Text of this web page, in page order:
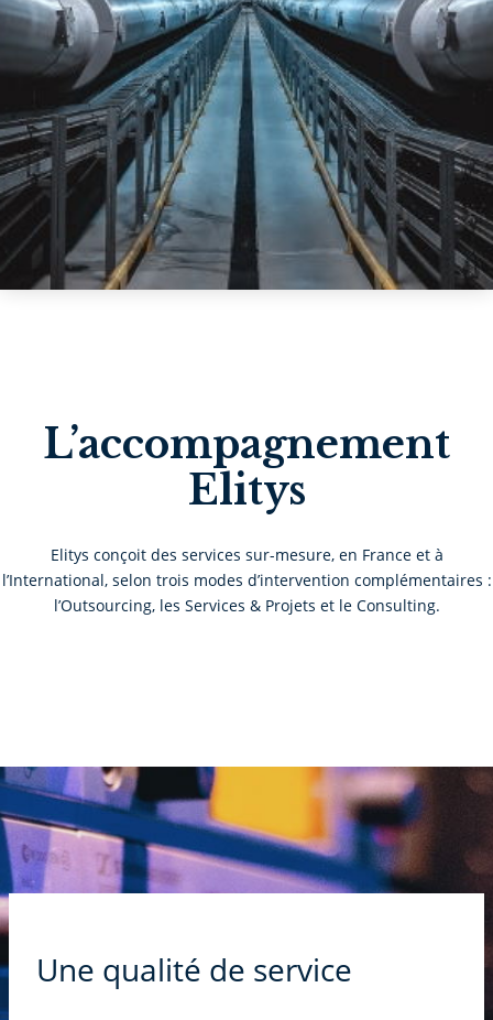
L’accompagnement
Elitys
Elitys conçoit des services sur-mesure, en France et à
l’International, selon trois modes d’intervention complémentaires :
l’Outsourcing, les Services & Projets et le Consulting.
Une qualité de service